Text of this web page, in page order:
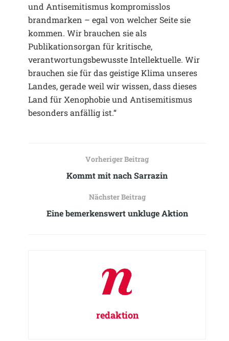
und Antisemitismus kompromisslos
brandmarken – egal von welcher Seite sie
kommen. Wir brauchen sie als
Publikationsorgan für kritische,
verantwortungsbewusste Intellektuelle. Wir
brauchen sie für das geistige Klima unseres
Landes, gerade weil wir wissen, dass dieses
Land für Xenophobie und Antisemitismus
besonders anfällig ist.“
Vorheriger Beitrag
Kommt mit nach Sarrazin
Nächster Beitrag
Eine bemerkenswert unkluge Aktion
redaktion